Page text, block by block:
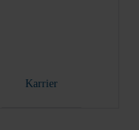
Karrier